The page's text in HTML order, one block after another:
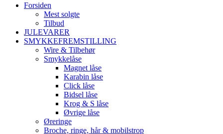
Forsiden
Mest solgte
Tilbud
JULEVARER
SMYKKEFREMSTILLING
Wire & Tilbehør
Smykkelåse
Magnet låse
Karabin låse
Click låse
Bidsel låse
Krog & S låse
Øvrige låse
Øreringe
Broche, ringe, hår & mobilstrop